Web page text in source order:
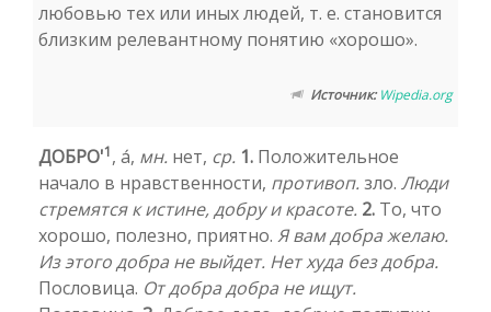
любовью тех или иных людей, т. е. становится
близким релевантному понятию «хорошо».
Источник: Wipedia.org
ДОБРО'1, а́, мн. нет, ср. 1. Положительное
начало в нравственности, противоп. зло. Люди
стремятся к истине, добру и красоте. 2. То, что
хорошо, полезно, приятно. Я вам добра желаю.
Из этого добра не выйдет. Нет худа без добра.
Пословица. От добра добра не ищут.